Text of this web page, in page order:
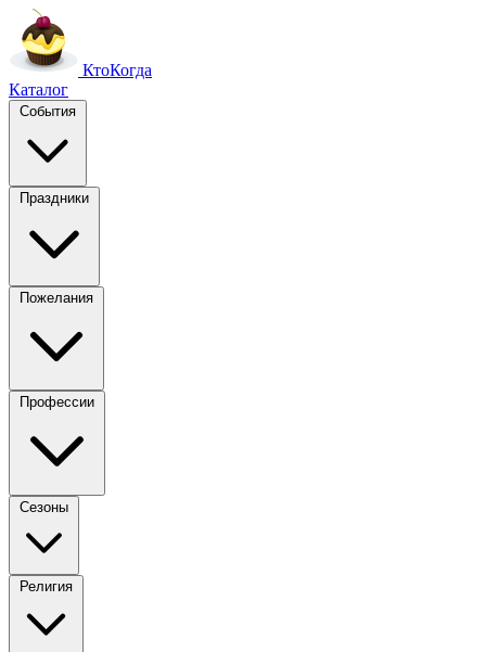
КтоКогда
Каталог
События
Праздники
Пожелания
Профессии
Сезоны
Религия